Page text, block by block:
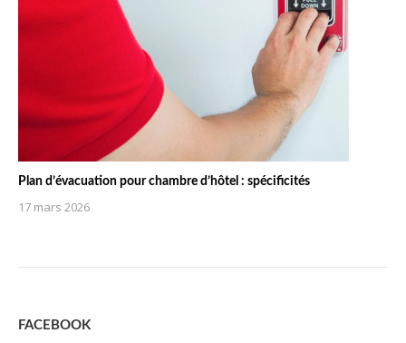
Plan d’évacuation pour chambre d’hôtel : spécificités
17 mars 2026
FACEBOOK